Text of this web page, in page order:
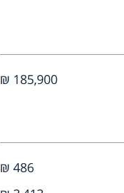
185,900 ₪
₪ 486